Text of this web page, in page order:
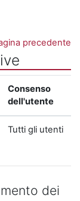
precedente
Consenso
dell'utente
Tutti gli utenti
dei